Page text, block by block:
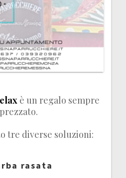
è un regalo sempre
tre diverse soluzioni:
rasata